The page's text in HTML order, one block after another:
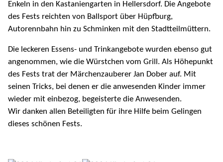
Enkeln in den Kastaniengarten in Hellersdorf. Die Angebote
des Fests reichten von Ballsport über Hüpfburg,
Autorennbahn hin zu Schminken mit den Stadtteilmüttern.
Die leckeren Essens- und Trinkangebote wurden ebenso gut
angenommen, wie die Würstchen vom Grill. Als Höhepunkt
des Fests trat der Märchenzauberer Jan Dober auf. Mit
seinen Tricks, bei denen er die anwesenden Kinder immer
wieder mit einbezog, begeisterte die Anwesenden.
Wir danken allen Beteiligten für ihre Hilfe beim Gelingen
dieses schönen Fests.